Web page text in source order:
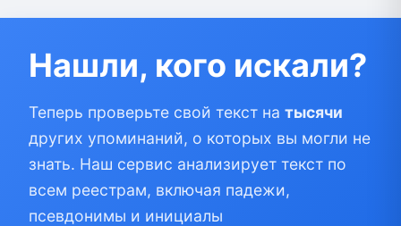
Нашли, кого искали?
Теперь проверьте свой текст на тысячи
других упоминаний, о которых вы могли не
знать. Наш сервис анализирует текст по
всем реестрам, включая падежи,
псевдонимы и инициалы